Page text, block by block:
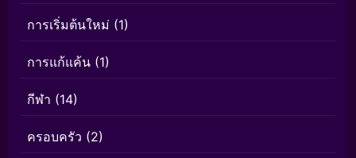
การเริ่มต้นใหม่ (1)
การแก้แค้น (1)
กีฬา (14)
ครอบครัว (2)